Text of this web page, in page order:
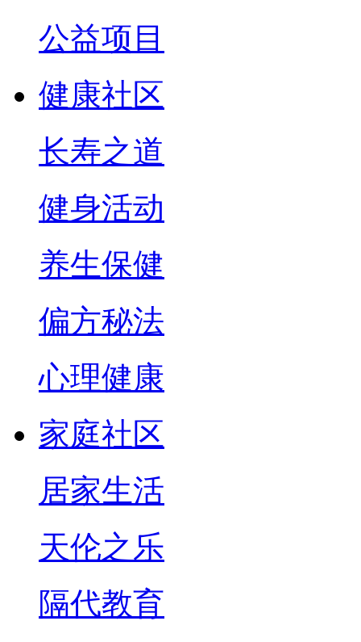
公益项目
健康社区
长寿之道
健身活动
养生保健
偏方秘法
心理健康
家庭社区
居家生活
天伦之乐
隔代教育